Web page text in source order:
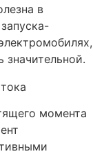
в
момента